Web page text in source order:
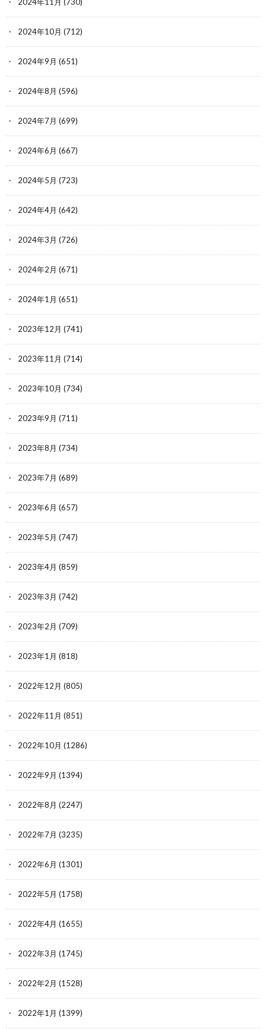
2024年10月 (712)
2024年9月 (651)
2024年8月 (596)
2024年7月 (699)
2024年6月 (667)
2024年5月 (723)
2024年4月 (642)
2024年3月 (726)
2024年2月 (671)
2024年1月 (651)
2023年12月 (741)
2023年11月 (714)
2023年10月 (734)
2023年9月 (711)
2023年8月 (734)
2023年7月 (689)
2023年6月 (657)
2023年5月 (747)
2023年4月 (859)
2023年3月 (742)
2023年2月 (709)
2023年1月 (818)
2022年12月 (805)
2022年11月 (851)
2022年10月 (1286)
2022年9月 (1394)
2022年8月 (2247)
2022年7月 (3235)
2022年6月 (1301)
2022年5月 (1758)
2022年4月 (1655)
2022年3月 (1745)
2022年2月 (1528)
2022年1月 (1399)